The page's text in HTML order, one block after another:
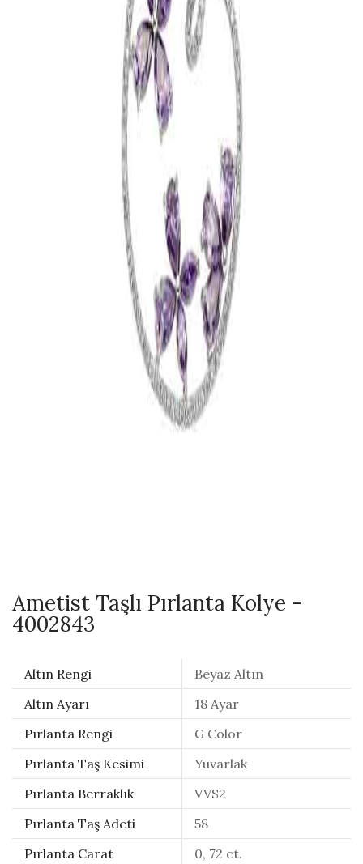
Ametist Taşlı Pırlanta Kolye -
4002843
Altın Rengi
Beyaz Altın
Altın Ayarı
18 Ayar
Pırlanta Rengi
G Color
Pırlanta Taş Kesimi
Yuvarlak
Pırlanta Berraklık
VVS2
Pırlanta Taş Adeti
58
Pırlanta Carat
0, 72 ct.